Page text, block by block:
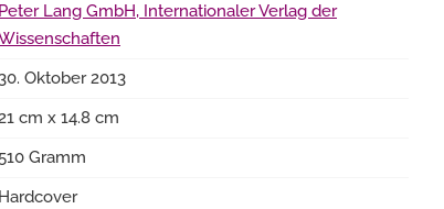
Peter Lang GmbH, Internationaler Verlag der
30. Oktober 2013
cm x 14.8 cm
Gramm
Hardcover